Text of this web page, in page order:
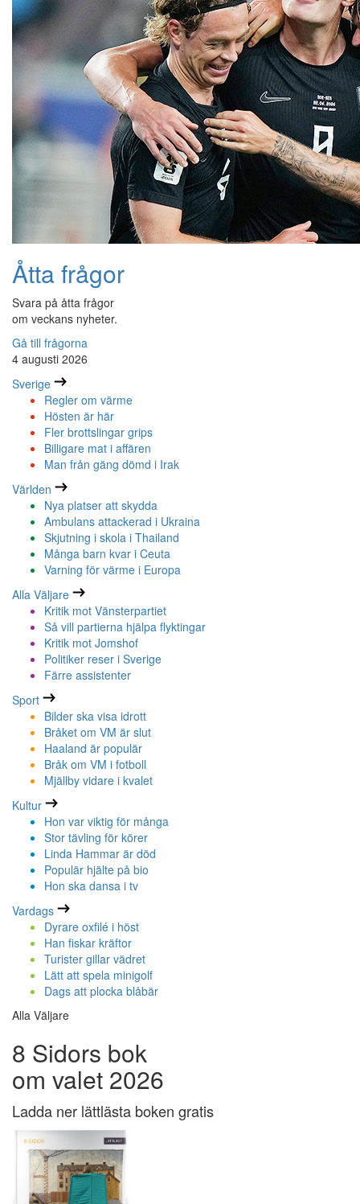
Åtta frågor
Svara på åtta frågor
om veckans nyheter.
Gå till frågorna
4 augusti 2026
Sverige
Regler om värme
Hösten är här
Fler brottslingar grips
Billigare mat i affären
Man från gäng dömd i Irak
Världen
Nya platser att skydda
Ambulans attackerad i Ukraina
Skjutning i skola i Thailand
Många barn kvar i Ceuta
Varning för värme i Europa
Alla Väljare
Kritik mot Vänsterpartiet
Så vill partierna hjälpa flyktingar
Kritik mot Jomshof
Politiker reser i Sverige
Färre assistenter
Sport
Bilder ska visa idrott
Bråket om VM är slut
Haaland är populär
Bråk om VM i fotboll
Mjällby vidare i kvalet
Kultur
Hon var viktig för många
Stor tävling för körer
Linda Hammar är död
Populär hjälte på bio
Hon ska dansa i tv
Vardags
Dyrare oxfilé i höst
Han fiskar kräftor
Turister gillar vädret
Lätt att spela minigolf
Dags att plocka blåbär
Alla Väljare
8 Sidors bok
om valet 2026
Ladda ner lättlästa boken gratis